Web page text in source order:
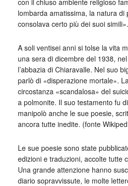
con il chiuso ambiente religioso
lombarda amatissima, la natura di
consolava certo più dei suoi simili».
A soli ventisei anni si tolse la vita
una sera di dicembre del 1938,
l’abbazia di Chiaravalle. Nel suo
parlò di «disperazione mortale».
circostanza «scandalosa» del
a polmonite. Il suo testamento fu
manipolò anche le sue poesie,
ancora tutte inedite. (fonte
Le sue poesie sono state
edizioni e traduzioni, accolte tutte
Una grande attenzione hanno
diario sopravvissute, le molte